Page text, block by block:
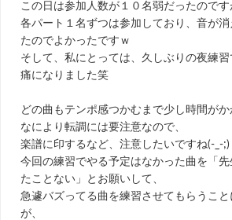
この日は参加人数が１０名弱だったのです
各パート１名ずつは参加しており、音が
たのでよかったですｗ
そして、私にとっては、久しぶりの夜練
痛になりました笑
どの曲もテンポ感つかむまで少し時間がか
なにより転調には要注意なので、
楽譜に印するなど、注意したいですね(-_-;)
今回の練習でやる予定はなかった曲を「
たことない」とお願いして、
急遽バズってる曲を練習させてもらうこ
が、